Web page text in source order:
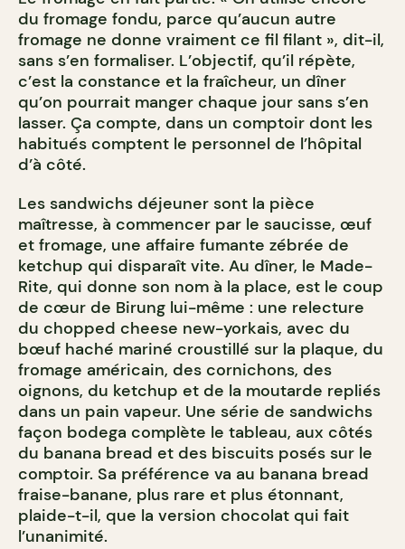
du fromage fondu, parce qu’aucun autre
fromage ne donne vraiment ce fil filant », dit-il,
sans s’en formaliser. L’objectif, qu’il répète,
c’est la constance et la fraîcheur, un dîner
qu’on pourrait manger chaque jour sans s’en
lasser. Ça compte, dans un comptoir dont les
habitués comptent le personnel de l’hôpital
d’à côté.
Les sandwichs déjeuner sont la pièce
maîtresse, à commencer par le saucisse, œuf
et fromage, une affaire fumante zébrée de
ketchup qui disparaît vite. Au dîner, le Made-
Rite, qui donne son nom à la place, est le coup
de cœur de Birung lui-même : une relecture
du chopped cheese new-yorkais, avec du
bœuf haché mariné croustillé sur la plaque, du
fromage américain, des cornichons, des
oignons, du ketchup et de la moutarde repliés
dans un pain vapeur. Une série de sandwichs
façon bodega complète le tableau, aux côtés
du banana bread et des biscuits posés sur le
comptoir. Sa préférence va au banana bread
fraise-banane, plus rare et plus étonnant,
plaide-t-il, que la version chocolat qui fait
l’unanimité.